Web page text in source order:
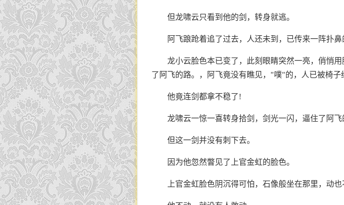
但龙啸云只看到他的剑，转身就逃。
阿飞踉跄着追了过去，人还未到，已传来一阵扑鼻
龙小云脸色本已变了，此刻眼睛突然一亮，俏悄
了阿飞的路。，阿飞竟没有瞧见，"噗"的，人已被椅子
他竟连剑都拿不稳了!
龙啸云一惊一喜转身拾剑，剑光一闪，逼住了阿飞
但这一剑并没有刺下去。
因为他忽然瞥见了上官金虹的脸色。
上官金虹脸色阴沉得可怕，石像般坐在那里，动也